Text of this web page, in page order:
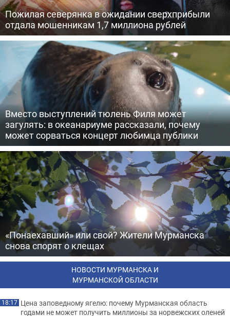
Пожилая северянка в ожидании сверхприбыли
отдала мошенникам 1,7 миллиона рублей
Вместо выступлений тюлень Филя может
загулять: в океанариуме рассказали, почему
может сорваться концерт любимца публики
«Понаехавший» или свой? Жители Мурманска
снова спорят о клещах
НОВОСТИ МУРМАНСКА И
МУРМАНСКОЙ ОБЛАСТИ
18:17 Цена заповедному ягелю: почему Мурманская область
годами не может получить миллионы за норвежских оленей